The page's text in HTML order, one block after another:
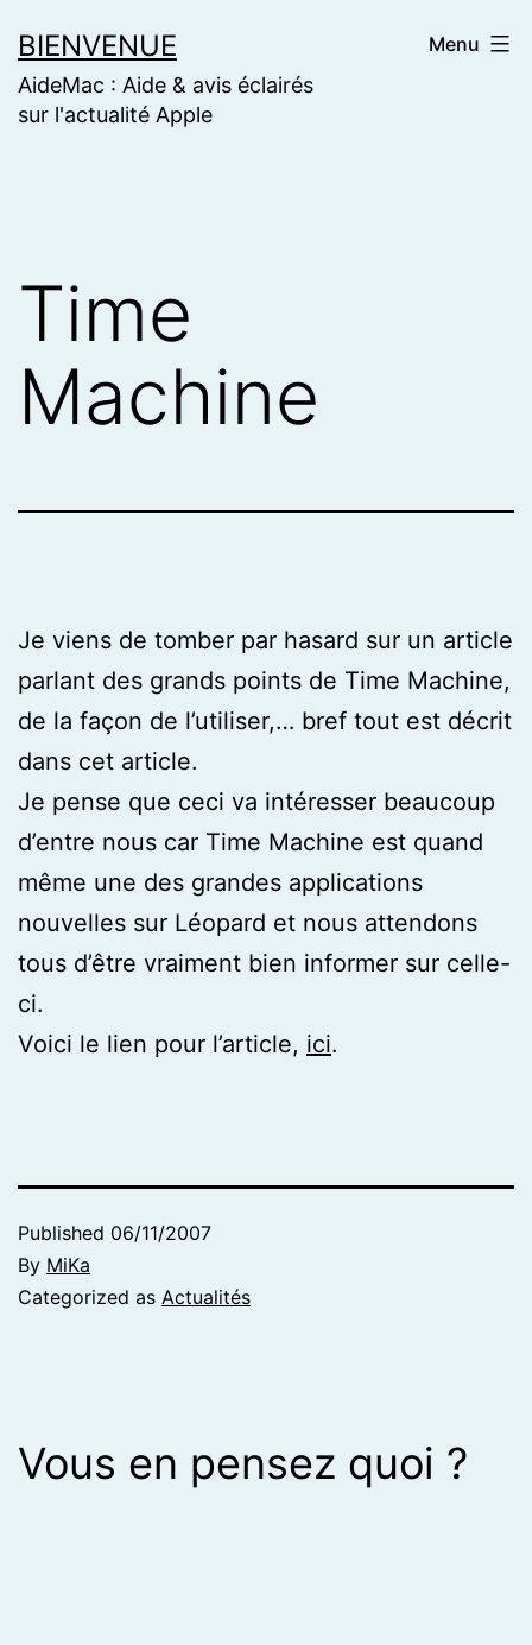
to
content
BIENVENUE
AideMac : Aide & avis éclairés
sur l'actualité Apple
Menu
Time
Machine
Je viens de tomber par hasard sur un article
parlant des grands points de Time Machine,
de la façon de l’utiliser,… bref tout est décrit
dans cet article.
Je pense que ceci va intéresser beaucoup
d’entre nous car Time Machine est quand
même une des grandes applications
nouvelles sur Léopard et nous attendons
tous d’être vraiment bien informer sur celle-
ci.
Voici le lien pour l’article, ici.
Published 06/11/2007
By MiKa
Categorized as Actualités
Vous en pensez quoi ?